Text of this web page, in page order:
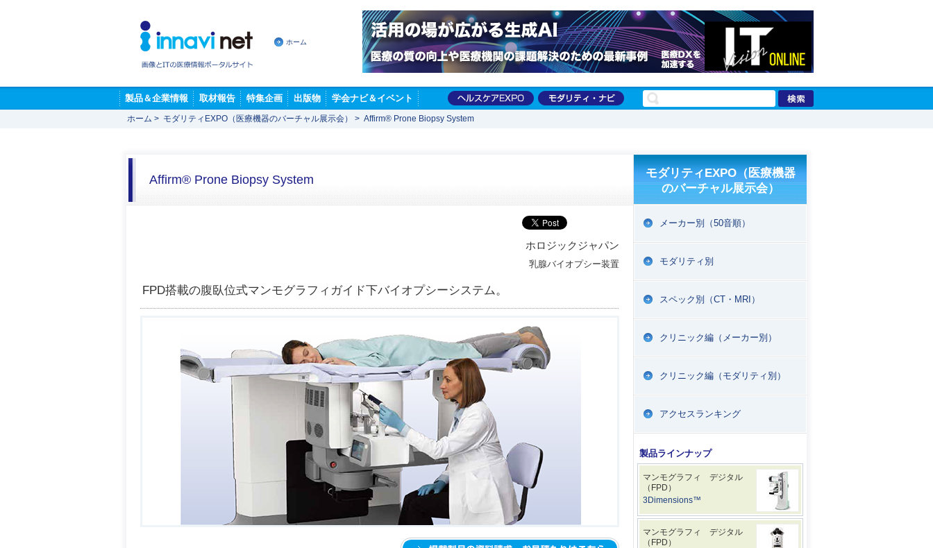
ホーム
製品＆企業情報 取材報告 特集企画 出版物 学会ナビ＆イベント
ホーム > モダリティEXPO（医療機器のバーチャル展示会） > Affirm® Prone Biopsy System
Affirm® Prone Biopsy System
ホロジックジャパン
乳腺バイオプシー装置
FPD搭載の腹臥位式マンモグラフィガイド下バイオプシーシステム。
モダリティEXPO（医療機器
のバーチャル展示会）
メーカー別（50音順）
モダリティ別
スペック別（CT・MRI）
クリニック編（メーカー別）
クリニック編（モダリティ別）
アクセスランキング
製品ラインナップ
マンモグラフィ デジタル
（FPD）
3Dimensions™
マンモグラフィ デジタル
（FPD）